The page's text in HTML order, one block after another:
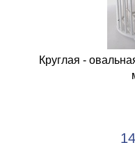
Круглая -